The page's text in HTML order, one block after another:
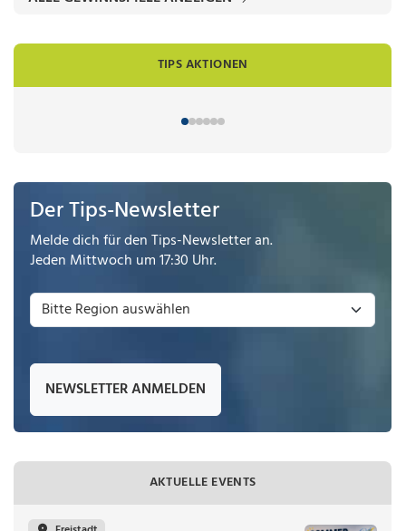
TIPS AKTIONEN
Der Tips-Newsletter
Melde dich für den Tips-Newsletter an.
Jeden Mittwoch um 17:30 Uhr.
NEWSLETTER ANMELDEN
AKTUELLE EVENTS